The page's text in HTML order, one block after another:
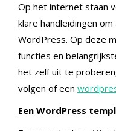
Op het internet staan
klare handleidingen
WordPress. Op deze
functies en
het zelf uit te
volgen of een
Een WordPress